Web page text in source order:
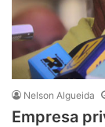
Nelson Algueida
Empresa